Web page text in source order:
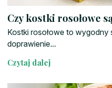
Czy kostki rosołowe
Kostki rosołowe to wygodny
doprawienie...
Czytaj dalej